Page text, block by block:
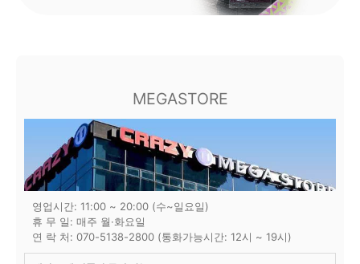
MEGASTORE
영업시간: 11:00 ~ 20:00 (수~일요일)
휴 무 일: 매주 월·화요일
연 락 처: 070-5138-2800 (통화가능시간: 12시 ~ 19시)